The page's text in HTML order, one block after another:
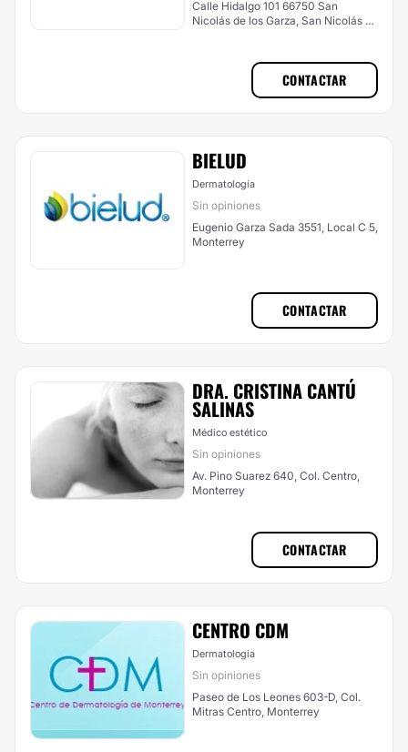
Calle Hidalgo 101 66750 San
Nicolás de los Garza, San Nicolás de
CONTACTAR
BIELUD
Dermatología
Sin opiniones
Eugenio Garza Sada 3551, Local C 5,
Monterrey
CONTACTAR
DRA. CRISTINA CANTÚ
SALINAS
Médico estético
Sin opiniones
Av. Pino Suarez 640, Col. Centro,
Monterrey
CONTACTAR
CENTRO CDM
Dermatología
Sin opiniones
Paseo de Los Leones 603-D, Col.
Mitras Centro, Monterrey